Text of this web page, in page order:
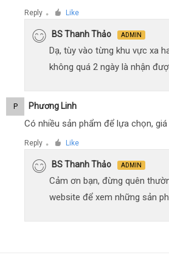
Reply ● Like
BS Thanh Thảo ADMIN
Dạ, tùy vào từng khu vực xa
không quá 2 ngày là nhận
P Phương Linh
Có nhiều sản phẩm để lựa chọn,
Reply ● Like
BS Thanh Thảo ADMIN
Cảm ơn bạn, đừng quên
website để xem những sản